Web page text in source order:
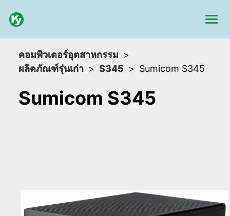
คอมพิวเตอร์อุตสาหกรรม
ผลิตภัณฑ์รุ่นเก่า
S345 Sumicom S345
Sumicom S345